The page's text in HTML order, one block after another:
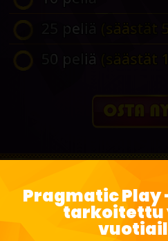
Pragmatic Play
tarkoitettu